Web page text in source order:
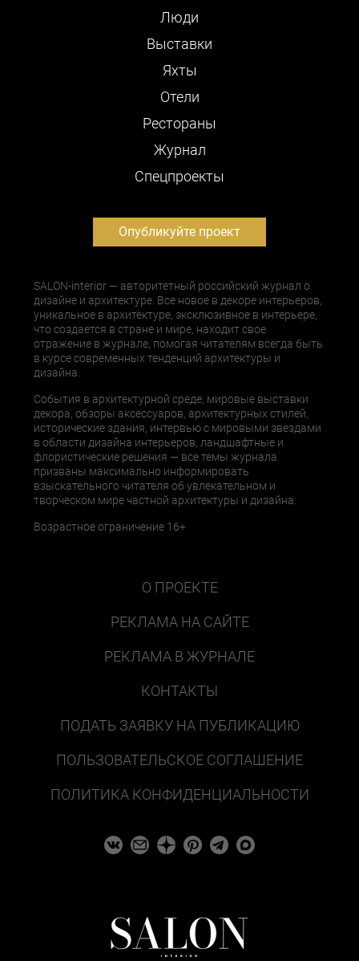
Люди
Выставки
Яхты
Отели
Рестораны
Журнал
Cпецпроекты
Опубликуйте проект
SALON-interior — авторитетный российский журнал о
дизайне и архитектуре. Все новое в декоре интерьеров,
уникальное в архитектуре, эксклюзивное в интерьере,
что создается в стране и мире, находит свое
отражение в журнале, помогая читателям всегда быть
в курсе современных тенденций архитектуры и
дизайна.
События в архитектурной среде, мировые выставки
декора, обзоры аксессуаров, архитектурных стилей,
исторические здания, интервью с мировыми звездами
в области дизайна интерьеров, ландшафтные и
флористические решения — все темы журнала
призваны максимально информировать
взыскательного читателя об увлекательном и
творческом мире частной архитектуры и дизайна.
Возрастное ограничение 16+
О ПРОЕКТЕ
РЕКЛАМА НА САЙТЕ
РЕКЛАМА В ЖУРНАЛЕ
КОНТАКТЫ
ПОДАТЬ ЗАЯВКУ НА ПУБЛИКАЦИЮ
ПОЛЬЗОВАТЕЛЬСКОЕ СОГЛАШЕНИЕ
ПОЛИТИКА КОНФИДЕНЦИАЛЬНОСТИ